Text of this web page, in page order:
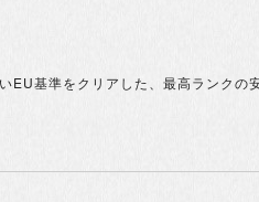
基準をクリアした、最高ランク